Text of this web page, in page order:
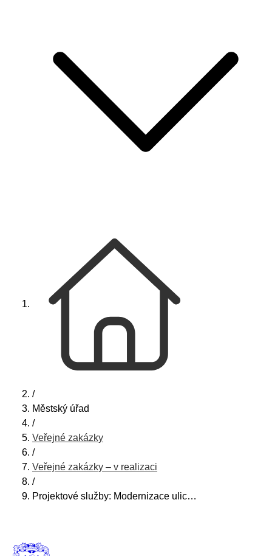
/
Městský úřad
/
Veřejné zakázky
/
Veřejné zakázky – v realizaci
/
Projektové služby: Modernizace ulic…